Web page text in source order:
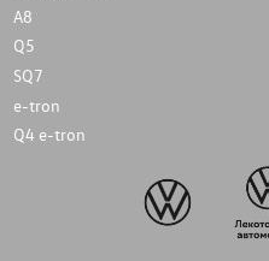
A8
Q5
SQ7
e-tron
Q4 e-tron